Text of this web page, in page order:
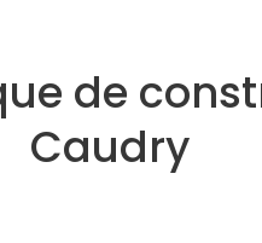
de
Caudry